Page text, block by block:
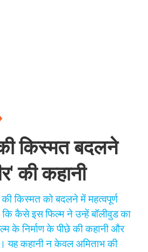
किस्मत बदलने
की कहानी
किस्मत को बदलने में महत्वपूर्ण
कैसे इस फिल्म ने उन्हें बॉलीवुड का
के निर्माण के पीछे की कहानी और
यह कहानी न केवल अमिताभ की